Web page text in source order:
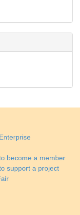
become a member
support a project